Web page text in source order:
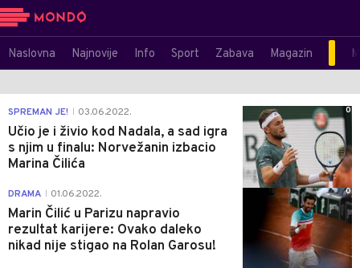
Naslovna Najnovije Info Sport Zabava Magazin
SPREMAN JE! 03.06.2022.
Učio je i živio kod Nadala, a sad igra
s njim u finalu: Norvežanin izbacio
Marina Čilića
0
DRAMA 01.06.2022.
Marin Čilić u Parizu napravio
rezultat karijere: Ovako daleko
nikad nije stigao na Rolan Garosu!
0